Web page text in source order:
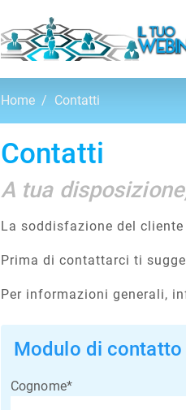
Home Contatti
Contatti
A tua
La soddisfazione del
Prima di contattarci ti
Per informazioni generali,
Modulo di contatto
Cognome*